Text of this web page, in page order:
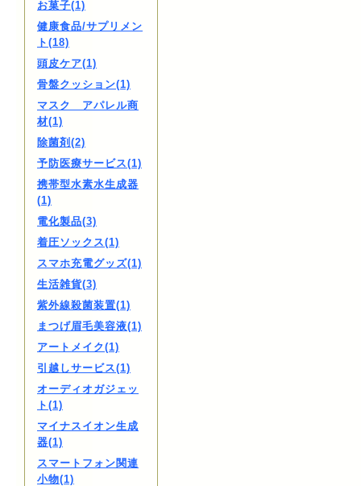
お菓子(1)
健康食品/サプリメン
ト(18)
頭皮ケア(1)
骨盤クッション(1)
マスク アパレル商
材(1)
除菌剤(2)
予防医療サービス(1)
携帯型水素水生成器
(1)
電化製品(3)
着圧ソックス(1)
スマホ充電グッズ(1)
生活雑貨(3)
紫外線殺菌装置(1)
まつげ眉毛美容液(1)
アートメイク(1)
引越しサービス(1)
オーディオガジェッ
ト(1)
マイナスイオン生成
器(1)
スマートフォン関連
小物(1)